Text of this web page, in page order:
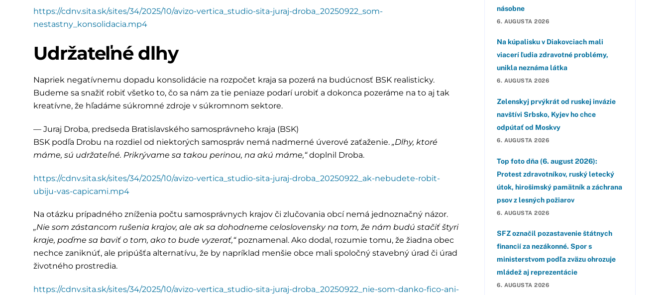
https://cdnv.sita.sk/sites/34/2025/10/avizo-vertica_studio-sita-juraj-droba_20250922_som-
nestastny_konsolidacia.mp4
Udržateľné dlhy
Napriek negatívnemu dopadu konsolidácie na rozpočet kraja sa pozerá na budúcnosť BSK realisticky.
Budeme sa snažiť robiť všetko to, čo sa nám za tie peniaze podarí urobiť a dokonca pozeráme na to aj tak
kreatívne, že hľadáme súkromné zdroje v súkromnom sektore.
— Juraj Droba, predseda Bratislavského samosprávneho kraja (BSK)
BSK podľa Drobu na rozdiel od niektorých samospráv nemá nadmerné úverové zaťaženie.„Dlhy, ktoré
máme, sú udržateľné. Prikrývame sa takou perinou, na akú máme,“doplnil Droba.
https://cdnv.sita.sk/sites/34/2025/10/avizo-vertica_studio-sita-juraj-droba_20250922_ak-nebudete-robit-
ubiju-vas-capicami.mp4
Na otázku prípadného zníženia počtu samosprávnych krajov či zlučovania obcí nemá jednoznačný názor.
„Nie som zástancom rušenia krajov, ale ak sa dohodneme celoslovensky na tom, že nám budú stačiť štyri
kraje, poďme sa baviť o tom, ako to bude vyzerať,“poznamenal. Ako dodal, rozumie tomu, že žiadna obec
nechce zaniknúť, ale pripúšťa alternatívu, že by napríklad menšie obce mali spoločný stavebný úrad či úrad
životného prostredia.
https://cdnv.sita.sk/sites/34/2025/10/avizo-vertica_studio-sita-juraj-droba_20250922_nie-som-danko-fico-ani-
násobne
6. AUGUSTA 2026
Na kúpalisku v Diakovciach mali
viacerí ľudia zdravotné problémy,
unikla neznáma látka
6. AUGUSTA 2026
Zelenskyj prvýkrát od ruskej invázie
navštívi Srbsko, Kyjev ho chce
odpútať od Moskvy
6. AUGUSTA 2026
Top foto dňa (6. august 2026):
Protest zdravotníkov, ruský letecký
útok, hirošimský pamätník a záchrana
psov z lesných požiarov
6. AUGUSTA 2026
SFZ označil pozastavenie štátnych
financií za nezákonné. Spor s
ministerstvom podľa zväzu ohrozuje
mládež aj reprezentácie
6. AUGUSTA 2026